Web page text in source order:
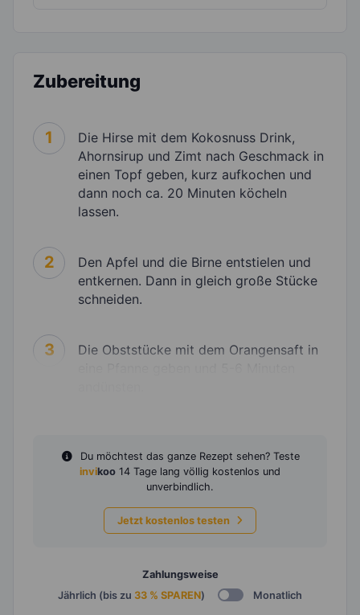
Zubereitung
1
Die Hirse mit dem Kokosnuss Drink,
Ahornsirup und Zimt nach Geschmack in
einen Topf geben, kurz aufkochen und
dann noch ca. 20 Minuten köcheln
lassen.
2
Den Apfel und die Birne entstielen und
entkernen. Dann in gleich große Stücke
schneiden.
3
Die Obststücke mit dem Orangensaft in
Du möchtest das ganze Rezept sehen? Teste
invikoo 14 Tage lang völlig kostenlos und
unverbindlich.
Jetzt kostenlos testen
Zahlungsweise
Jährlich (bis zu 33 % SPAREN) Monatlich